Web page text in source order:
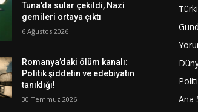
Tuna’da sular çekildi, Nazi
gemileri ortaya çıktı
6 Ağustos 2026
Romanya’daki ölüm kanalı:
Politik şiddetin ve edebiyatın
tanıklığı!
30 Temmuz 2026
Ana